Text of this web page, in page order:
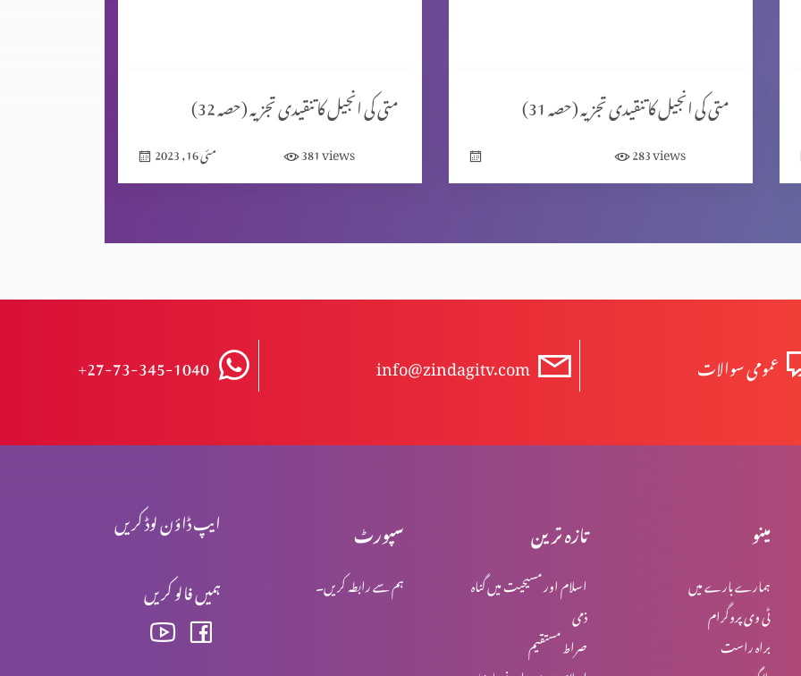
متی کی انجیل کا تنقیدی تجزیہ (حصہ 32)
مئی 16, 2023 381views
متی کی انجیل کا تنقیدی تجزیہ (حصہ 31)
283views
+27-73-345-1040 info@zindagitv.com عمومی سوالات
ایپ ڈاؤن لوڈ کریں
ہمیں فالو کریں
سپورٹ
ہم سے رابطہ کریں۔
تازہ ترین
اسلام اور مسیحیت میں گناہ
ذمی
صراط مستقیم
مینو
ہمارے بارے میں
ٹی وی پروگرام
براہ راست